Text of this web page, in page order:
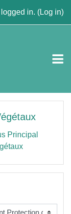
in. (Log in)
Principal